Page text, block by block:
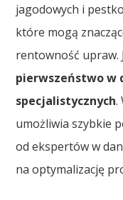
jagodowych i
które mogą
rentowność upraw.
pierwszeństwo w
specjalistycznych.
umożliwia szybkie
od ekspertów w
na optymalizację